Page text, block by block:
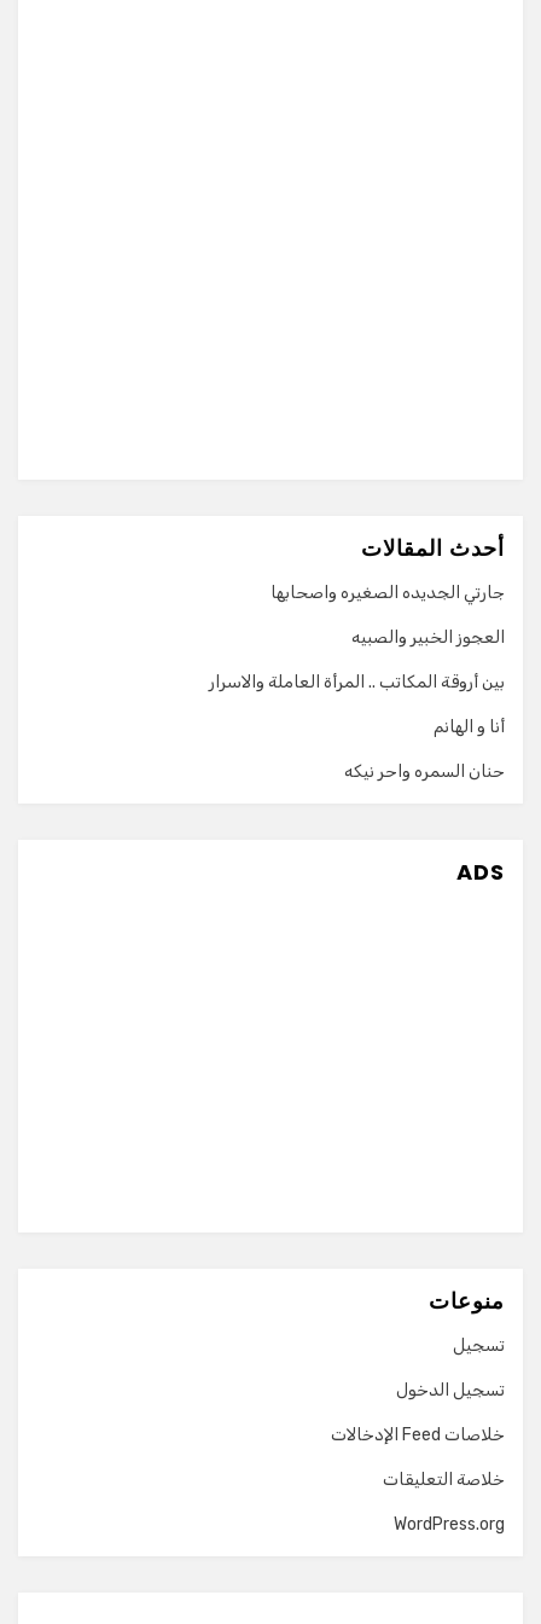
أحدث المقالات
جارتي الجديده الصغيره واصحابها
العجوز الخبير والصبيه
بين أروقة المكاتب .. المرأة العاملة والاسرار
أنا و الهانم
حنان السمره واحر نيكه
ADS
منوعات
تسجيل
تسجيل الدخول
خلاصات Feed الإدخالات
خلاصة التعليقات
WordPress.org